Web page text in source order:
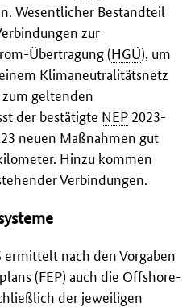
Wesentlicher Bestandteil
zur
Übertragung (HGÜ), um
Klimaneutralitätsnetz
zum geltenden
der bestätigte NEP 2023-
neuen Maßnahmen gut
Hinzu kommen
Verbindungen.
nach den Vorgaben
(FEP) auch die Offshore-
der jeweiligen